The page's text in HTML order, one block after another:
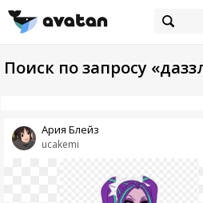
Поиск по запросу
ucakemi
Ария Блейз